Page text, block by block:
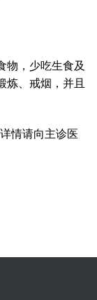
物，少吃生食及
炼、戒烟，并且
情请向主诊医